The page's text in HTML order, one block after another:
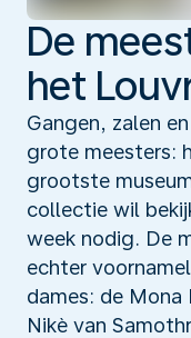
De
het
Gangen, zalen
grote meesters:
grootste
collectie wil
week nodig. De
echter
dames: de Mona
Nikè van